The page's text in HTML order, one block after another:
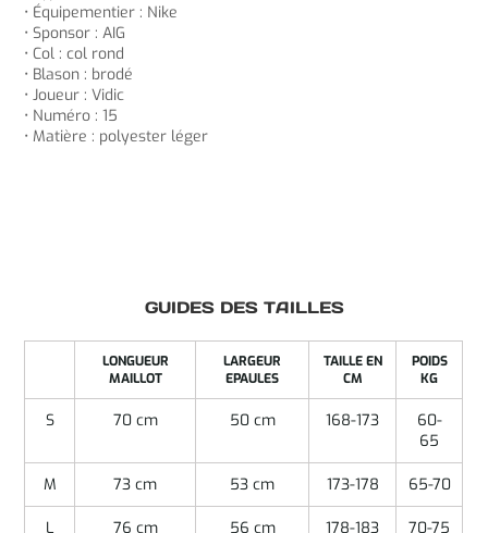
• Équipementier : Nike
• Sponsor : AIG
• Col : col rond
• Blason : brodé
• Joueur : Vidic
• Numéro : 15
• Matière : polyester léger
GUIDES DES TAILLES
LONGUEUR
MAILLOT
LARGEUR
EPAULES
TAILLE EN
CM
POIDS
KG
S 70 cm 50 cm 168-173
60-
65
M 73 cm 53 cm 173-178 65-70
L 76 cm 56 cm 178-183 70-75